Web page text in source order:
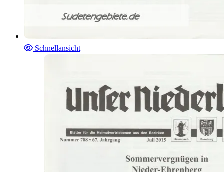
Schnellansicht